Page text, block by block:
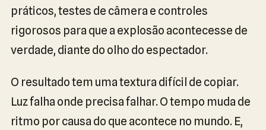
práticos, testes de câmera e controles
rigorosos para que a explosão acontecesse de
verdade, diante do olho do espectador.
O resultado tem uma textura difícil de copiar.
Luz falha onde precisa falhar. O tempo muda de
ritmo por causa do que acontece no mundo. E,